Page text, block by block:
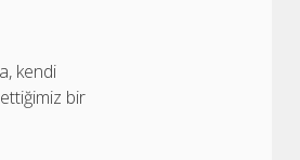
kendi
bir